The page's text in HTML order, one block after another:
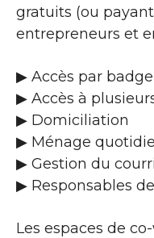
gratuits (ou
entrepreneurs et
▶​ Accès par badge
▶​ Accès à
▶​ Domiciliation
▶​ Ménage
▶​ Gestion du
▶​ Responsables
Les espaces de